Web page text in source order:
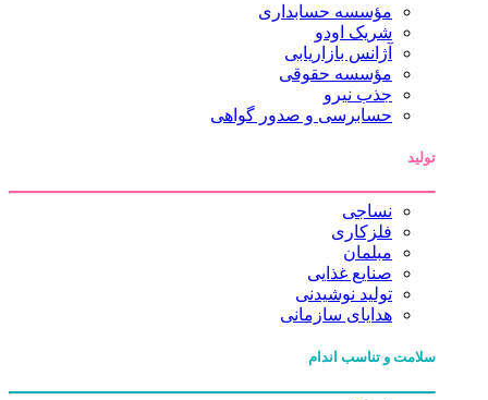
مؤسسه حسابداری
شریک اودو
آژانس بازاریابی
مؤسسه حقوقی
جذب نیرو
حسابرسی و صدور گواهی
تولید
نساجی
فلزکاری
مبلمان
صنایع غذایی
تولید نوشیدنی
هدایای سازمانی
سلامت و تناسب اندام